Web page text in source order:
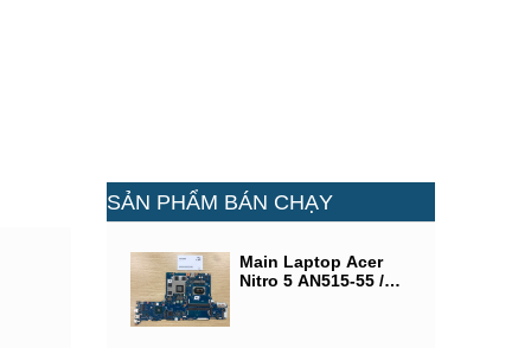
SẢN PHẨM BÁN CHẠY
Main Laptop Acer
Nitro 5 AN515-55 /